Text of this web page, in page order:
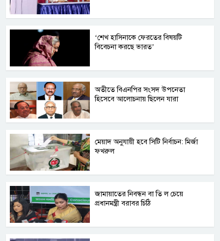
‘শেখ হাসিনাকে ফেরতের বিষয়টি
বিবেচনা করছে ভারত’
অতীতে বিএনপির সংসদ উপনেতা
হিসেবে আলোচনায় ছিলেন যারা
মেয়াদ অনুযায়ী হবে সিটি নির্বাচন: মির্জা
ফখরুল
জামায়াতের নিবন্ধন বা তি ল চেয়ে
প্রধানমন্ত্রী বরাবর চিঠি